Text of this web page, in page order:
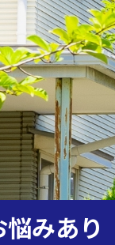
みあり